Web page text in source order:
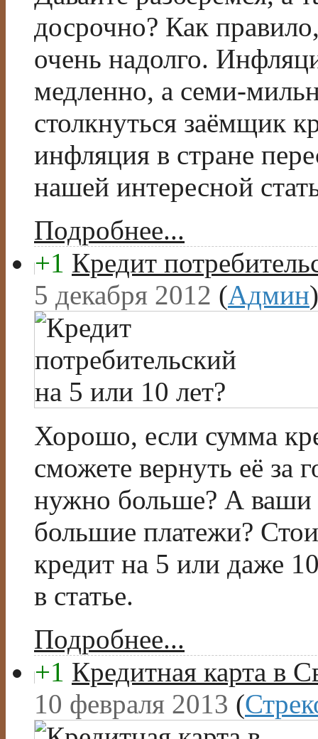
досрочно? Как
очень надолго.
медленно, а семи-
столкнуться заёмщик
инфляция в стране
нашей интересной
Подробнее...
+1 Кредит
5 декабря 2012 (Админ)
Хорошо, если сумма
сможете вернуть её за
нужно больше? А ваши
большие платежи?
кредит на 5 или даже
в статье.
Подробнее...
+1 Кредитная карта в
10 февраля 2013 (